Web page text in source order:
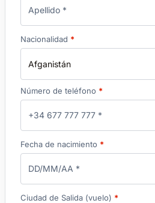
Nacionalidad *
Afganistán
Número de teléfono *
Fecha de nacimiento *
Ciudad de Salida (vuelo) *